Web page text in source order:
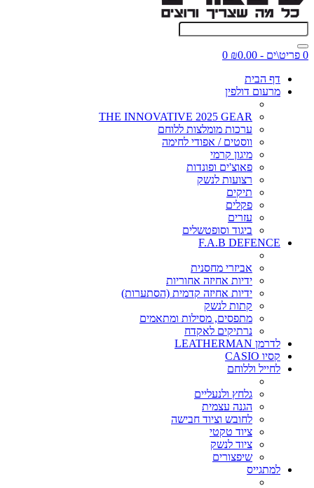
0 פריט\ים - ₪0.00
0
דף הבית
מרעום דולפין
THE INNOVATIVE 2025 GEAR
ערכות מומלצות ללוחם
ווסטים / אפודי לחימה
מיגון קרמי
פאוצ'ים ופונדות
רצועות לנשק
תיקים
פקלים
עזרים
ביגוד וסופטשלים
F.A.B DEFENCE
אביזרי מחסנית
ידיות אחיזה אחוריות
ידיות אחיזה קדמית (הסתערות)
קתות לנשק
מתפסים, מסילות ומתאמים
נרתיקים לאקדח
לדרמן LEATHERMAN
קסיו CASIO
לחייל וללוחם
גלחץ ולנעליים
הגנה עצמית
לחובש וציוד חבישה
ציוד טקטי
ציוד לנשק
שיפצורים
למתגייס